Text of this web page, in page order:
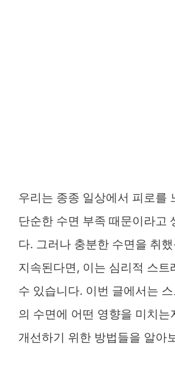
우리는 종종 일상에서 피로를
단순한 수면 부족 때문이라고
다. 그러나 충분한 수면을 취
지속된다면, 이는 심리적 스트
수 있습니다. 이번 글에서는
의 수면에 어떤 영향을 미치는
개선하기 위한 방법들을 알아